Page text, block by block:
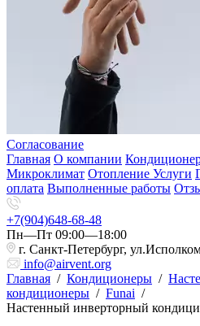
Согласование
Главная О компании
Микроклимат Отопление Услуги
оплата Выполненные работы
+7(904)648-68-48
Пн—Пт 09:00—18:00
г. Санкт-Петербург,
info@airvent.org
Главная / Кондиционеры /
кондиционеры / Funai /
Настенный инверторный